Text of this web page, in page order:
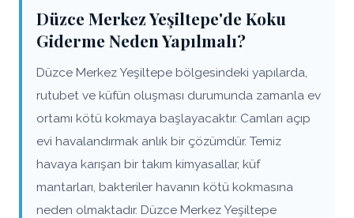
Düzce Merkez Yeşiltepe'de Koku
Giderme Neden Yapılmalı?
Düzce Merkez Yeşiltepe bölgesindeki yapılarda,
rutubet ve küfün oluşması durumunda zamanla ev
ortamı kötü kokmaya başlayacaktır. Camları açıp
evi havalandırmak anlık bir çözümdür. Temiz
havaya karışan bir takım kimyasallar, küf
mantarları, bakteriler havanın kötü kokmasına
neden olmaktadır. Düzce Merkez Yeşiltepe